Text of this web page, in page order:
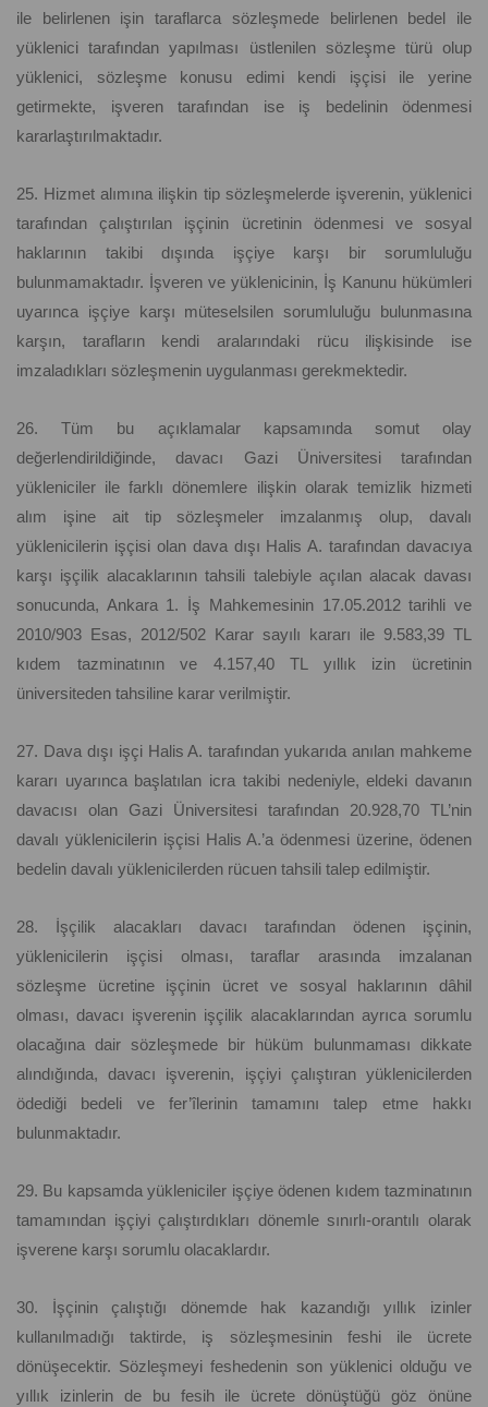
ile belirlenen işin taraflarca sözleşmede belirlenen bedel ile
yüklenici tarafından yapılması üstlenilen sözleşme türü olup
yüklenici, sözleşme konusu edimi kendi işçisi ile yerine
getirmekte, işveren tarafından ise iş bedelinin ödenmesi
kararlaştırılmaktadır.
25. Hizmet alımına ilişkin tip sözleşmelerde işverenin, yüklenici
tarafından çalıştırılan işçinin ücretinin ödenmesi ve sosyal
haklarının takibi dışında işçiye karşı bir sorumluluğu
bulunmamaktadır. İşveren ve yüklenicinin, İş Kanunu hükümleri
uyarınca işçiye karşı müteselsilen sorumluluğu bulunmasına
karşın, tarafların kendi aralarındaki rücu ilişkisinde ise
imzaladıkları sözleşmenin uygulanması gerekmektedir.
26. Tüm bu açıklamalar kapsamında somut olay
değerlendirildiğinde, davacı Gazi Üniversitesi tarafından
yükleniciler ile farklı dönemlere ilişkin olarak temizlik hizmeti
alım işine ait tip sözleşmeler imzalanmış olup, davalı
yüklenicilerin işçisi olan dava dışı Halis A. tarafından davacıya
karşı işçilik alacaklarının tahsili talebiyle açılan alacak davası
sonucunda, Ankara 1. İş Mahkemesinin 17.05.2012 tarihli ve
2010/903 Esas, 2012/502 Karar sayılı kararı ile 9.583,39 TL
kıdem tazminatının ve 4.157,40 TL yıllık izin ücretinin
üniversiteden tahsiline karar verilmiştir.
27. Dava dışı işçi Halis A. tarafından yukarıda anılan mahkeme
kararı uyarınca başlatılan icra takibi nedeniyle, eldeki davanın
davacısı olan Gazi Üniversitesi tarafından 20.928,70 TL’nin
davalı yüklenicilerin işçisi Halis A.’a ödenmesi üzerine, ödenen
bedelin davalı yüklenicilerden rücuen tahsili talep edilmiştir.
28. İşçilik alacakları davacı tarafından ödenen işçinin,
yüklenicilerin işçisi olması, taraflar arasında imzalanan
sözleşme ücretine işçinin ücret ve sosyal haklarının dâhil
olması, davacı işverenin işçilik alacaklarından ayrıca sorumlu
olacağına dair sözleşmede bir hüküm bulunmaması dikkate
alındığında, davacı işverenin, işçiyi çalıştıran yüklenicilerden
ödediği bedeli ve fer’îlerinin tamamını talep etme hakkı
bulunmaktadır.
29. Bu kapsamda yükleniciler işçiye ödenen kıdem tazminatının
tamamından işçiyi çalıştırdıkları dönemle sınırlı-orantılı olarak
işverene karşı sorumlu olacaklardır.
30. İşçinin çalıştığı dönemde hak kazandığı yıllık izinler
kullanılmadığı taktirde, iş sözleşmesinin feshi ile ücrete
dönüşecektir. Sözleşmeyi feshedenin son yüklenici olduğu ve
yıllık izinlerin de bu fesih ile ücrete dönüştüğü göz önüne